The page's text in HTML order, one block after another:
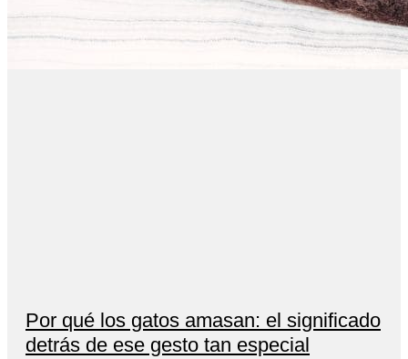
Por qué los gatos amasan: el significado
detrás de ese gesto tan especial